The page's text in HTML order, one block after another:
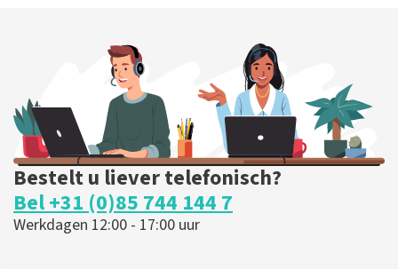
Bestelt u liever telefonisch?
Bel +31 (0)85 744 144 7
Werkdagen 12:00 - 17:00 uur